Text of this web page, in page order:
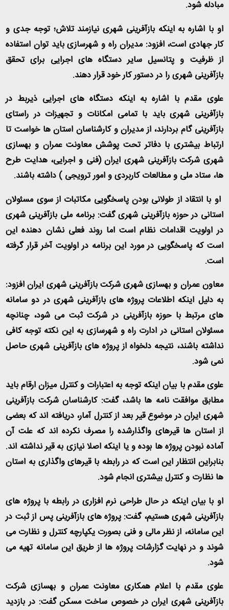
مبادله شود.
او با اشاره به اینکه بازآفرینی شهری نیازمند تلاش؛ توجه جدی و
کار جهادی است، افزود: مدیران راه و شهرسازی باید توان استفاده
از ظرفیت و پتانسیل سایر دستگاه های اجرایی برای تحقق
بازآفرینی شهری را در دستور کار خود قرار دهند.
علوی مقدم با اشاره به اینکه دستگاه های اجرایی ذیربط در
بازآفرینی شهری باید با تمامی امکانات و تجهیزات در راستای
بازآفرینی گام بردارند، از مدیران و کارشناسان استان ها خواست تا
ارتباط بیشتری با دفاتر تحت پوشش معاونت عمران و بهسازی
شهری شرکت بازآفرینی شهری ایران (فنی و اجرایی، هدایت طرح
ها، ستاد ملی و مطالعات کاربردی و امور ترویجی ) داشته باشند.
او با انتقاد از طولانی بودن پاسخگویی مکاتبات از سوی مسئولان
استانی در حوزه بازآفرینی شهری گفت: برنامه ملی بازآفرینی شهری
در اولویت اقدامات نظام است اما روند فعلی نشان دهنده این
است که پاسخگویی در مورد این برنامه در اولویت آخر قرار گرفته
است.
معاون عمران و بهسازی شهری شرکت بازآفرینی شهری ایران افزود:
به دلیل اینکه اطلاعات پروژه های بازآفرینی شهری در دو سامانه
های مرتبط با حوزه بازآفرینی در شرکت ثبت می شود، چنانچه
مسئولان استانی در ادارت راه و شهرسازی به این نکته توجه کافی
نداشته باشند، نتیجه دلخواه از پروژه های بازآفرینی شهری حاصل
نمی شود.
علوی مقدم با بیان اینکه توجه به اعتبارات و کنترل میزان ارقام باید
مطابق موافقت نامه ها باشد، گفت: کارشناسان شرکت بازآفرینی
شهری ایران در موضوع قیر بعد از کنترل آمار، دریافته اند که بعضی
از استان ها قیرهای واگذارشده را مصرف نکرده اند که علت آن
آماده نبودن پروژه ها بوده و یا اینکه اصلا نیازی به قیر نداشته اند.
بنابراین انتظار این است که در رابطه با قیرهای واگذاری به استان
ها نظارت و کنترل بیشتری انجام شود.
او با بیان اینکه در حال طراحی نرم افزاری در رابطه با پروژه های
بازآفرینی شهری هستیم، گفت: پروژه های بازآفرینی پس از ثبت در
این سامانه، از نظر مالی و فنی بصورت یکپارچه کنترل و نظارت می
شوند و در نهایت گزارشات پروژه ها از طریق این سامانه تهیه می
شود.
علوی مقدم با اعلام همکاری معاونت عمران و بهسازی شرکت
بازآفرینی شهری ایران در خصوص ساخت مسکن گفت: در بازدید